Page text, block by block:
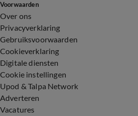
Voorwaarden
Over ons
Privacyverklaring
Gebruiksvoorwaarden
Cookieverklaring
Digitale diensten
Cookie instellingen
Upod & Talpa Network
Adverteren
Vacatures